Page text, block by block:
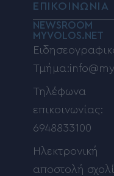
ΕΠΙΚΟΙΝΩΝΙΑ
NEWSROOM
MYVOLOS.NET
Τηλέφωνα
επικοινωνίας:
6948833100
Ηλεκτρονική
αποστολή